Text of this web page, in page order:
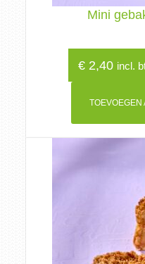
Mini
€2,40 incl.
TOEVOEGEN